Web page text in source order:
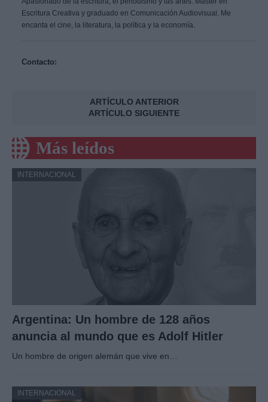
Escritura Creativa y graduado en Comunicación Audiovisual. Me
encanta el cine, la literatura, la política y la economía.
Contacto:
ARTÍCULO ANTERIOR
ARTÍCULO SIGUIENTE
Más leídos
INTERNACIONAL
Argentina: Un hombre de 128 años
anuncia al mundo que es Adolf Hitler
Un hombre de origen alemán que vive en…
INTERNACIONAL